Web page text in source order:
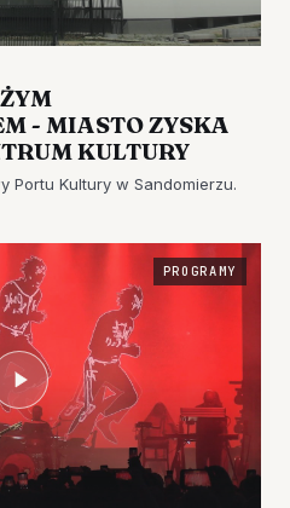
- MIASTO ZYSKA
KULTURY
Portu Kultury w Sandomierzu.
PROGRAMY